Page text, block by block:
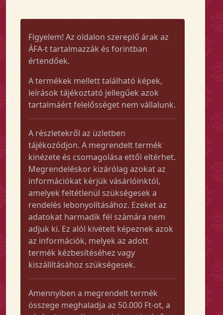
Figyelem! Az oldalon szereplő árak az
ÁFA-t tartalmazzák és forintban
értendőek.
A termékek mellett található képek,
leírások tájékoztató jellegűek azok
tartalmáért felelősséget nem vállalunk.
A részletekről az üzletben
tájékozódjon. A megrendelt termék
kinézete és csomagolása ettől eltérhet.
Megrendeléskor kizárólag azokat az
információkat kérjük vásárlóinktól,
amelyek feltétlenül szükségesek a
rendelés lebonyolításához. Ezeket az
adatokat harmadik fél számára nem
adjuk ki. Ez alól kivételt képeznek azok
az információk, melyek az adott
termék kézbesítéséhez vagy
kiszállításához szükségesek.
Amennyiben a megrendelt termék
összege meghaladja az 50.000 Ft-ot, a